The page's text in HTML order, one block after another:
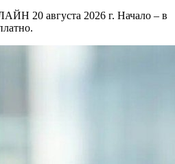
20 августа 2026 г. Начало – в